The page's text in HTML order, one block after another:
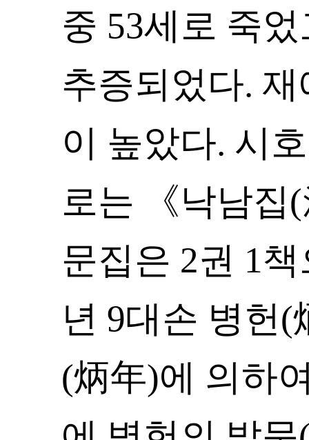
중 53세로 죽
추증되었다.
이 높았다. 시
로는 《낙남집
문집은 2권 1
년 9대손 병헌
(炳年)에 의하